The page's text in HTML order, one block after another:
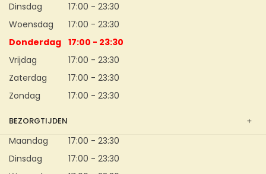
Dinsdag
17:00 - 23:30
Woensdag
17:00 - 23:30
Donderdag 17:00 - 23:30
Vrijdag
17:00 - 23:30
Zaterdag
17:00 - 23:30
Zondag
17:00 - 23:30
BEZORGTIJDEN
Maandag
17:00 - 23:30
Dinsdag
17:00 - 23:30